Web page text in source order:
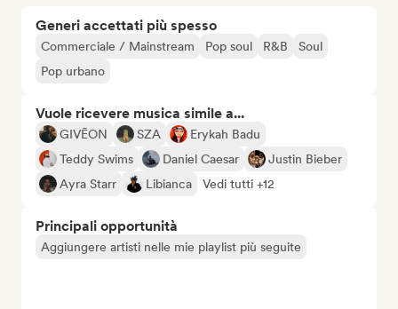
Generi accettati più spesso
Commerciale / Mainstream Pop soul R&B
Soul
Pop urbano
Vuole ricevere musica simile a...
GIVĒON SZA
Erykah Badu
Teddy Swims
Daniel Caesar
Justin Bieber
Ayra Starr
Libianca Vedi tutti +12
Principali opportunità
Aggiungere artisti nelle mie playlist più seguite